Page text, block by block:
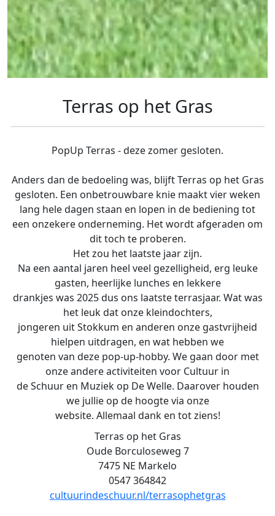
Terras op het Gras
PopUp Terras - deze zomer gesloten.
Anders dan de bedoeling was, blijft Terras op het Gras
gesloten. Een onbetrouwbare knie maakt vier weken
lang hele dagen staan en lopen in de bediening tot
een onzekere onderneming. Het wordt afgeraden om
dit toch te proberen.
Het zou het laatste jaar zijn.
Na een aantal jaren heel veel gezelligheid, erg leuke
gasten, heerlijke lunches en lekkere
drankjes was 2025 dus ons laatste terrasjaar. Wat was
het leuk dat onze kleindochters,
jongeren uit Stokkum en anderen onze gastvrijheid
hielpen uitdragen, en wat hebben we
genoten van deze pop-up-hobby. We gaan door met
onze andere activiteiten voor Cultuur in
de Schuur en Muziek op De Welle. Daarover houden
we jullie op de hoogte via onze
website. Allemaal dank en tot ziens!
Terras op het Gras
Oude Borculoseweg 7
7475 NE Markelo
0547 364842
cultuurindeschuur.nl/terrasophetgras